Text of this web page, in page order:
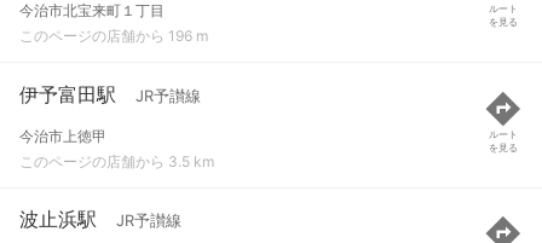
今治市北宝来町１丁目
このページの店舗から 196 m
ルート
を見る
伊予富田駅 JR予讃線
今治市上徳甲
このページの店舗から 3.5 km
ルート
を見る
波止浜駅 JR予讃線